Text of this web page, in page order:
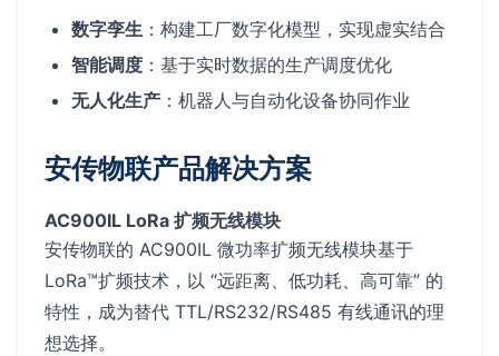
数字孪生 ：构建工厂数字化模型，实现虚实结合
智能调度 ：基于实时数据的生产调度优化
无人化生产 ：机器人与自动化设备协同作业
安传物联产品解决方案
AC900IL LoRa 扩频无线模块
安传物联的 AC900IL 微功率扩频无线模块基于
LoRa™扩频技术，以 “远距离、低功耗、高可靠” 的
特性，成为替代 TTL/RS232/RS485 有线通讯的理
想选择。